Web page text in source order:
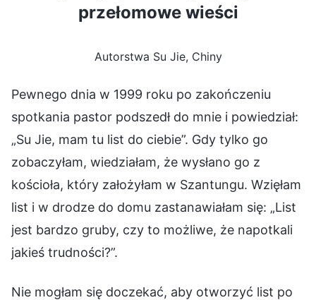
przełomowe wieści
Autorstwa Su Jie, Chiny
Pewnego dnia w 1999 roku po zakończeniu
spotkania pastor podszedł do mnie i powiedział:
„Su Jie, mam tu list do ciebie”. Gdy tylko go
zobaczyłam, wiedziałam, że wysłano go z
kościoła, który założyłam w Szantungu. Wzięłam
list i w drodze do domu zastanawiałam się: „List
jest bardzo gruby, czy to możliwe, że napotkali
jakieś trudności?”.
Nie mogłam się doczekać, aby otworzyć list po